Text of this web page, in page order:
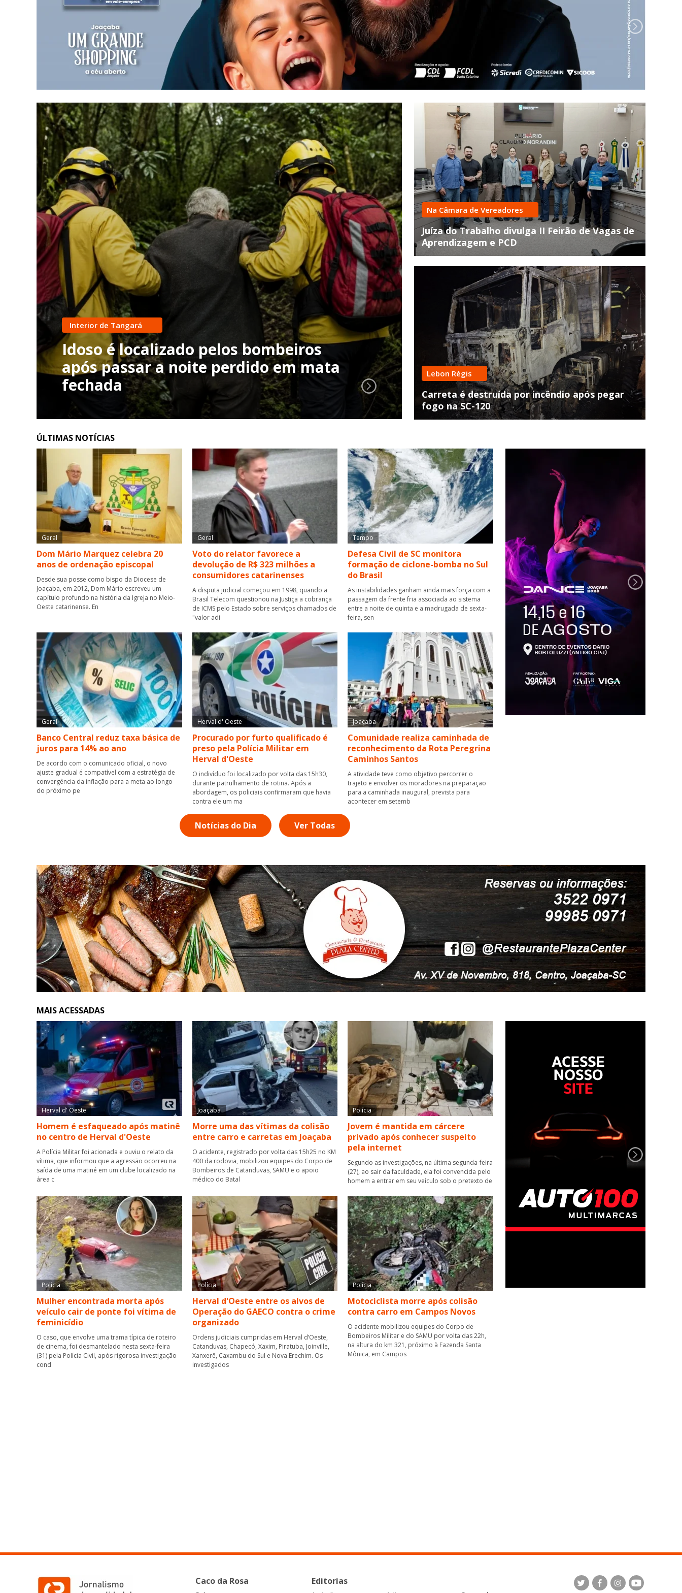
Interior de Tangará
Idoso é localizado pelos bombeiros
após passar a noite perdido em mata
fechada
Tentativa de homicídio
Homem é esfaqueado após
centro de Herval d'Oeste
Na Câmara de Vereadores
Juíza do Trabalho divulga II Feirão de Vagas de
Aprendizagem e PCD
Lebon Régis
Carreta é destruída por incêndio após pegar
fogo na SC-120
ÚLTIMAS NOTÍCIAS
Geral
Dom Mário Marquez celebra 20
anos de ordenação episcopal
Desde sua posse como bispo da Diocese de
Joaçaba, em 2012, Dom Mário escreveu um
capítulo profundo na história da Igreja no Meio-
Oeste catarinense. En
Geral
Voto do relator favorece a
devolução de R$ 323 milhões a
consumidores catarinenses
A disputa judicial começou em 1998, quando a
Brasil Telecom questionou na Justiça a cobrança
de ICMS pelo Estado sobre serviços chamados de
"valor adi
Tempo
Defesa Civil de SC monitora
formação de ciclone-bomba no Sul
do Brasil
As instabilidades ganham ainda mais força com a
passagem da frente fria associada ao sistema
entre a noite de quinta e a madrugada de sexta-
feira, sen
Geral
Banco Central reduz taxa básica de
juros para 14% ao ano
De acordo com o comunicado oficial, o novo
ajuste gradual é compatível com a estratégia de
convergência da inflação para a meta ao longo
do próximo pe
Herval d' Oeste
Procurado por furto qualificado é
preso pela Polícia Militar em
Herval d'Oeste
O indivíduo foi localizado por volta das 15h30,
durante patrulhamento de rotina. Após a
abordagem, os policiais confirmaram que havia
contra ele um ma
Joaçaba
Comunidade realiza caminhada de
reconhecimento da Rota Peregrina
Caminhos Santos
A atividade teve como objetivo percorrer o
trajeto e envolver os moradores na preparação
para a caminhada inaugural, prevista para
acontecer em setemb
Notícias do Dia Ver Todas
MAIS ACESSADAS
Herval d' Oeste
Homem é esfaqueado após matinê
no centro de Herval d'Oeste
A Polícia Militar foi acionada e ouviu o relato da
vítima, que informou que a agressão ocorreu na
saída de uma matiné em um clube localizado na
área c
Joaçaba
Morre uma das vítimas da colisão
entre carro e carretas em Joaçaba
O acidente, registrado por volta das 15h25 no KM
400 da rodovia, mobilizou equipes do Corpo de
Bombeiros de Catanduvas, SAMU e o apoio
médico do Batal
Polícia
Jovem é mantida em cárcere
privado após conhecer suspeito
pela internet
Segundo as investigações, na última segunda-feira
(27), ao sair da faculdade, ela foi convencida pelo
homem a entrar em seu veículo sob o pretexto de
Polícia
Mulher encontrada morta após
veículo cair de ponte foi vítima de
feminicídio
O caso, que envolve uma trama típica de roteiro
de cinema, foi desmantelado nesta sexta-feira
(31) pela Polícia Civil, após rigorosa investigação
cond
Polícia
Herval d'Oeste entre os alvos de
Operação do GAECO contra o crime
organizado
Ordens judiciais cumpridas em Herval d’Oeste,
Catanduvas, Chapecó, Xaxim, Piratuba, Joinville,
Xanxerê, Caxambu do Sul e Nova Erechim. Os
investigados
Polícia
Motociclista morre após colisão
contra carro em Campos Novos
O acidente mobilizou equipes do Corpo de
Bombeiros Militar e do SAMU por volta das 22h,
na altura do km 321, próximo à Fazenda Santa
Mônica, em Campos
Caco da Rosa Editorias